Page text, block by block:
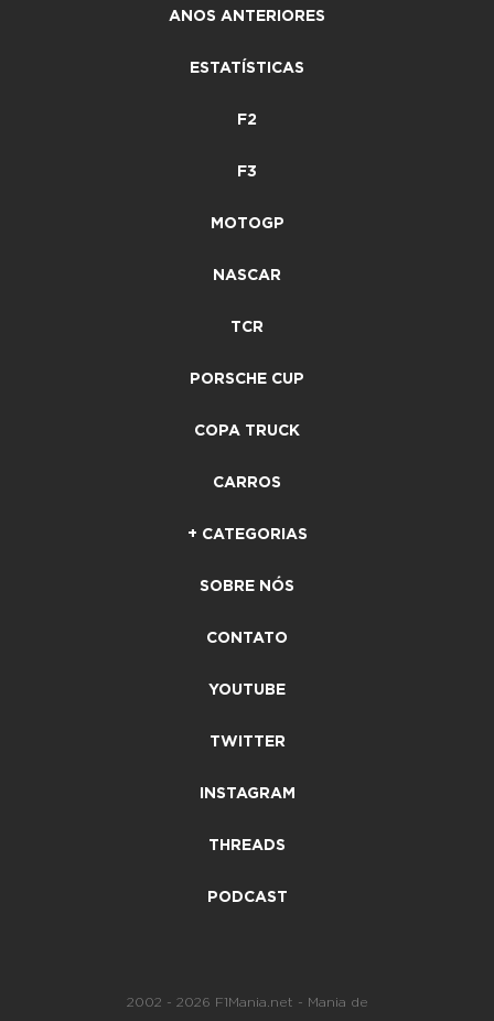
ANOS ANTERIORES
ESTATÍSTICAS
F2
F3
MOTOGP
NASCAR
TCR
PORSCHE CUP
COPA TRUCK
CARROS
+ CATEGORIAS
SOBRE NÓS
CONTATO
YOUTUBE
TWITTER
INSTAGRAM
THREADS
PODCAST
2002 - 2026 F1Mania.net - Mania de